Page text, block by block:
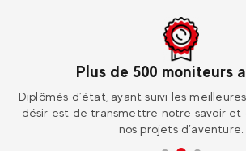
Plus de 500 moniteurs
Diplômés d’état, ayant suivi les
désir est de transmettre notre savoir
nos projets d’aventure.